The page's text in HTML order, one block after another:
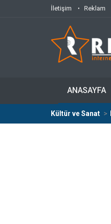
İletişim Reklam
ANASAYFA
Kültür ve Sanat